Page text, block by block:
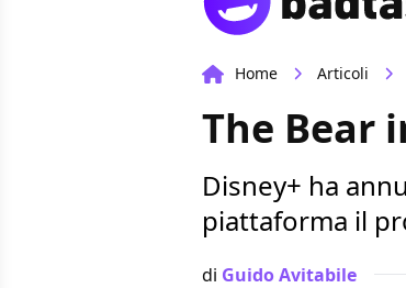
Home Articoli
The Bear
Disney+ ha
piattaforma il
di Guido Avitabile